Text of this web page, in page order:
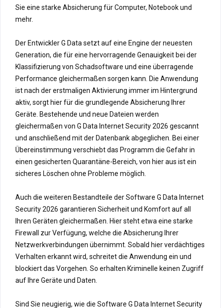
Sie eine starke Absicherung für Computer, Notebook und
mehr.
Der Entwickler G Data setzt auf eine Engine der neuesten
Generation, die für eine hervorragende Genauigkeit bei der
Klassifizierung von Schadsoftware und eine überragende
Performance gleichermaßen sorgen kann. Die Anwendung
ist nach der erstmaligen Aktivierung immer im Hintergrund
aktiv, sorgt hier für die grundlegende Absicherung Ihrer
Geräte. Bestehende und neue Dateien werden
gleichermaßen von G Data Internet Security 2026 gescannt
und anschließend mit der Datenbank abgeglichen. Bei einer
Übereinstimmung verschiebt das Programm die Gefahr in
einen gesicherten Quarantäne-Bereich, von hier aus ist ein
sicheres Löschen ohne Probleme möglich.
Auch die weiteren Bestandteile der Software G Data Internet
Security 2026 garantieren Sicherheit und Komfort auf all
Ihren Geräten gleichermaßen. Hier steht etwa eine starke
Firewall zur Verfügung, welche die Absicherung Ihrer
Netzwerkverbindungen übernimmt. Sobald hier verdächtiges
Verhalten erkannt wird, schreitet die Anwendung ein und
blockiert das Vorgehen. So erhalten Kriminelle keinen Zugriff
auf Ihre Geräte und Daten.
Sind Sie neugierig, wie die Software G Data Internet Security